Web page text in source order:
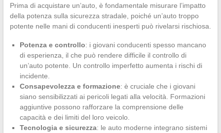
Prima di acquistare un’auto, è fondamentale misurare l’impatto
della potenza sulla sicurezza stradale, poiché un’auto troppo
potente nelle mani di conducenti inesperti può rivelarsi rischiosa.
Potenza e controllo: i giovani conducenti spesso mancano
di esperienza, il che può rendere difficile il controllo di
un’auto potente. Un controllo imperfetto aumenta i rischi di
incidente.
Consapevolezza e formazione: è cruciale che i giovani
siano sensibilizzati ai pericoli legati alla velocità. Formazioni
aggiuntive possono rafforzare la comprensione delle
capacità e dei limiti del loro veicolo.
Tecnologia e sicurezza: le auto moderne integrano sistemi